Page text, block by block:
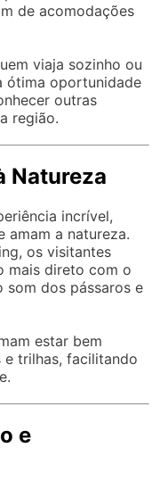
de acomodações
viaja sozinho ou
ótima oportunidade
outras
região.
Natureza
incrível,
amam a natureza.
os visitantes
mais direto com o
som dos pássaros e
estar bem
e trilhas, facilitando
e